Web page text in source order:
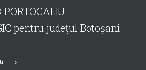
PORTOCALIU
pentru județul Botoșani
5